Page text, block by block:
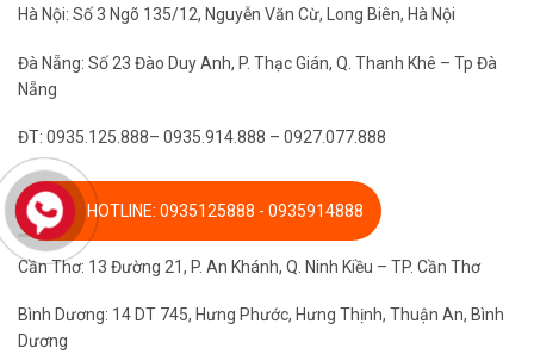
Hà Nội: Số 3 Ngõ 135/12, Nguyễn Văn Cừ, Long Biên, Hà Nội
Đà Nẵng: Số 23 Đào Duy Anh, P. Thạc Gián, Q. Thanh Khê – Tp Đà
Nẵng
ĐT: 0935.125.888– 0935.914.888 – 0927.077.888
Chi nhánh
Cần Thơ: 13 Đường 21, P. An Khánh, Q. Ninh Kiều – TP. Cần Thơ
Bình Dương: 14 DT 745, Hưng Phước, Hưng Thịnh, Thuận An, Bình
Dương
HOTLINE: 0935125888 - 0935914888